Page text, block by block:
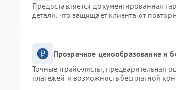
Предоставляется документированная
детали, что защищает клиента от
Прозрачное ценообразование и
Точные прайс-листы, предварительная
платежей и возможность бесплатной